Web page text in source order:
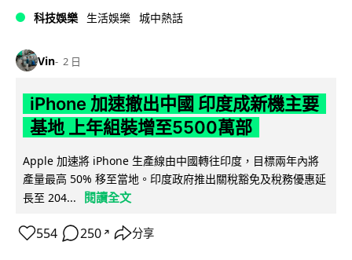
科技娛樂 生活娛樂 城中熱話
Vin 2 日
iPhone 加速撤出中國 印度成新機主要
基地 上年組裝增至5500萬部
Apple 加速將 iPhone 生產線由中國轉往印度，目標兩年內將
產量最高 50% 移至當地。印度政府推出關稅豁免及稅務優惠延
長至 204...
閱讀全文
554 250 ↗ 分享